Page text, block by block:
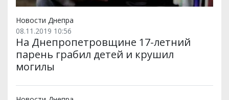
Новости Днепра
08.11.2019 10:56
На Днепропетровщине 17-летний
парень грабил детей и крушил
могилы